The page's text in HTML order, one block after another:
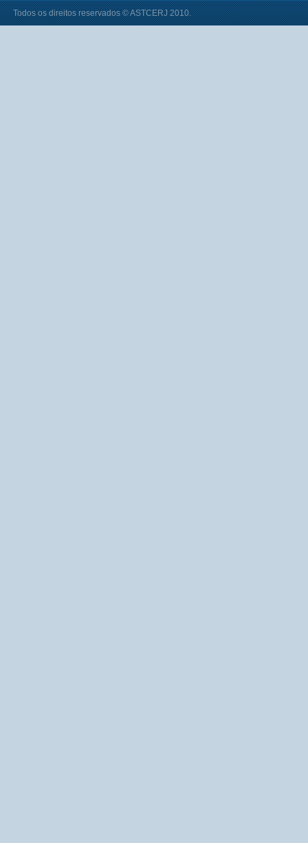
Todos os direitos reservados © ASTCERJ 2010.